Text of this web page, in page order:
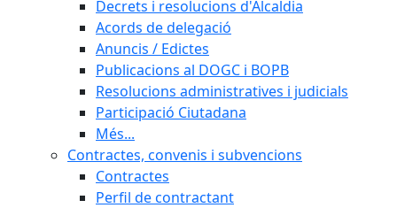
Decrets i resolucions d'Alcaldia
Acords de delegació
Anuncis / Edictes
Publicacions al DOGC i BOPB
Resolucions administratives i judicials
Participació Ciutadana
Més...
Contractes, convenis i subvencions
Contractes
Perfil de contractant